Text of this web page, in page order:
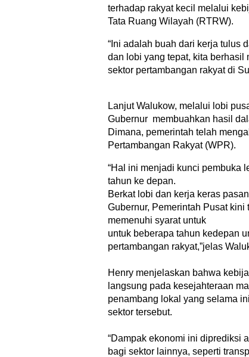
terhadap rakyat kecil melalui
Tata Ruang Wilayah (RTRW).
“Ini adalah buah dari kerja tulus
dan lobi yang tepat, kita berhasil
sektor pertambangan rakyat di
Lanjut Walukow, melalui lobi
Gubernur membuahkan hasil
Dimana, pemerintah telah
Pertambangan Rakyat (WPR).
“Hal ini menjadi kunci pembuka
tahun ke depan.
​Berkat lobi dan kerja keras
Gubernur, Pemerintah Pusat
memenuhi syarat untuk
untuk beberapa tahun kedepan
pertambangan rakyat,”jelas
​Henry menjelaskan bahwa
langsung pada kesejahteraan
penambang lokal yang selama
sektor tersebut.
“Dampak ekonomi ini diprediksi
bagi sektor lainnya, seperti